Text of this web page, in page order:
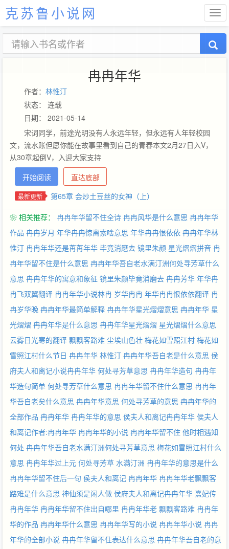
克苏鲁小说网
冉冉年华
作者： 林惟汀
状态： 连载
日期： 2021-05-14
宋词同学，前途光明没有人永远年轻，但永远有人年轻校园
文，流水账但愿你能在故事里看到自己的青春本文2月27日入V，
从30章起倒V，入迎大家支持
开始阅读
直达底部
最新更新 第65章 会炒土豆丝的女神（上）
❀ 相关推荐： 冉冉年华留不住全诗 冉冉风华是什么意思 冉冉年华
作品 冉冉岁月 年华冉冉惊离索啥意思 年华冉冉恨依依 冉冉年华林
惟汀 冉冉年华还是苒苒年华 毕竟消磨去 镜里朱颜 星光熠熠拼音 冉
冉年华留不住是什么意思 冉冉年华吾自老水满汀洲何处寻芳草什么
意思 冉冉年华的寓意和象征 镜里朱颜毕竟消磨去 冉冉芳华 年华冉
冉飞双翼翻译 冉冉年华小说林冉 岁华冉冉 年华冉冉恨依依翻译 冉
冉岁华晚 冉冉年华最简单解释 冉冉年华星光熠熠意思 冉冉年华 星
光熠熠 冉冉年华是什么意思 冉冉年华星光熠熠 星光熠熠什么意思
云雾日光寒的翻译 飘飘客路难 尘埃山色壮 梅花如雪照江村 梅花如
雪照江村什么节日 冉冉年华 林惟汀 冉冉年华吾自老是什么意思 侯
府夫人和离记小说冉冉年华 何处寻芳草意思 冉冉年华造句 冉冉年
华造句简单 何处寻芳草什么意思 冉冉年华留不住什么意思 冉冉年
华吾自老矣什么意思 冉冉年华意思 何处寻芳草的意思 冉冉年华的
全部作品 冉冉年华 冉冉年华的意思 侯夫人和离记冉冉年华 侯夫人
和离记作者:冉冉年华 冉冉年华的小说 冉冉年华留不住 他时相遇知
何处 冉冉年华吾自老水满汀洲何处寻芳草意思 梅花如雪照江村什么
意思 冉冉年华过上元 何处寻芳草 水满汀洲 冉冉年华的意思是什么
冉冉年华留不住后一句 侯夫人和离记 冉冉年华 冉冉年华老飘飘客
路难是什么意思 神仙须是闲人做 侯府夫人和离记冉冉年华 熹妃传
冉冉年华 冉冉年华留不住出自哪里 冉冉年华老 飘飘客路难 冉冉年
华的作品 冉冉年华什么意思 冉冉年华写的小说 冉冉年华小说 冉冉
年华的全部小说 冉冉年华留不住表达什么意思 冉冉年华吾自老的意